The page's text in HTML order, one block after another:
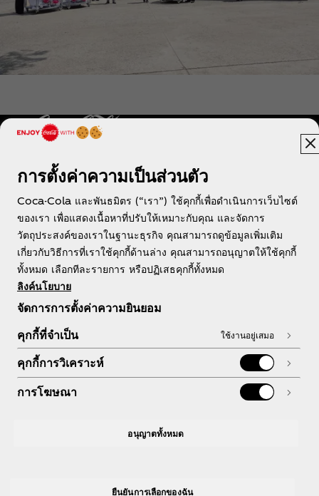
ประเทศไทย
เกี่ยวกับเรา
หากต้องการความช่วยเหลือ
การตั้งค่าความเป็นส่วนตัว
Coca-Cola และพันธมิตร (“เรา”) ใช้คุกกี้เพื่อดำเนินการเว็บไซต์
ของเรา เพื่อแสดงเนื้อหาที่ปรับให้เหมาะกับคุณ และจัดการ
วัตถุประสงค์ของเราในฐานะธุรกิจ คุณสามารถดูข้อมูลเพิ่มเติม
เกี่ยวกับวิธีการที่เราใช้คุกกี้ด้านล่าง คุณสามารถอนุญาตให้ใช้คุกกี้
ทั้งหมด เลือกทีละรายการ หรือปฏิเสธคุกกี้ทั้งหมด
ลิงค์นโยบาย
จัดการการตั้งค่าความยินยอม
คุกกี้ที่จำเป็น
ใช้งานอยู่เสมอ
คุกกี้การวิเคราะห์
การโฆษณา
อนุญาตทั้งหมด
ยืนยันการเลือกของฉัน